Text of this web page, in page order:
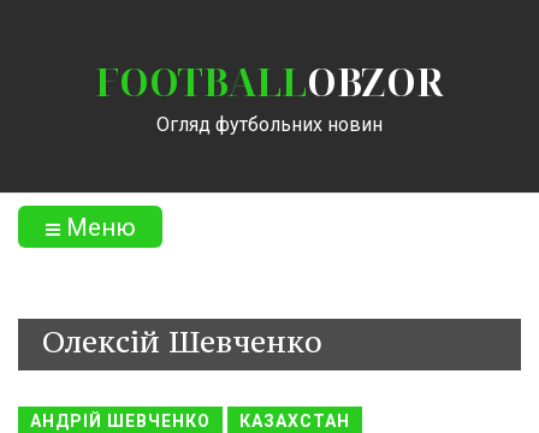
FOOTBALLOBZOR
Огляд футбольних новин
Меню
Олексій Шевченко
АНДРІЙ ШЕВЧЕНКО КАЗАХСТАН